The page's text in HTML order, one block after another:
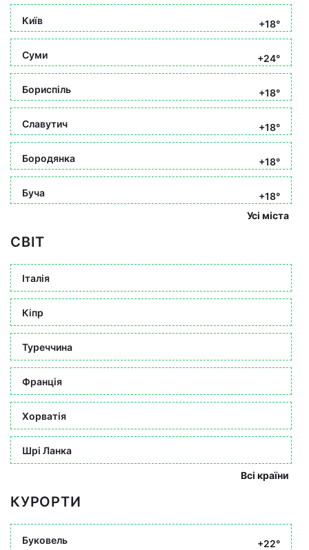
Київ +18°
Суми +24°
Бориспіль +18°
Славутич +18°
Бородянка +18°
Буча
+18°
Усі міста
СВІТ
Італія
Кіпр
Туреччина
Франція
Хорватія
Шрі Ланка
Всі країни
КУРОРТИ
Буковель +22°